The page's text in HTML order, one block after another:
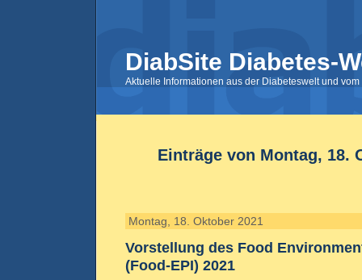
DiabSite Diabetes-
Aktuelle Informationen aus der Diabeteswelt und
Einträge von Montag, 18.
Montag, 18. Oktober 2021
Vorstellung des Food
(Food-EPI) 2021